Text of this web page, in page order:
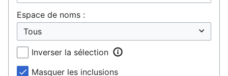
Espace de noms :
Inverser la sélection
Masquer les inclusions